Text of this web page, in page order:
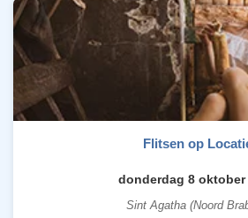
Flitsen op
donderdag 8 oktober
Sint Agatha (Noord